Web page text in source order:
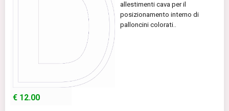
allestimenti cava per il
posizionamento interno di
palloncini colorati..
€ 12.00